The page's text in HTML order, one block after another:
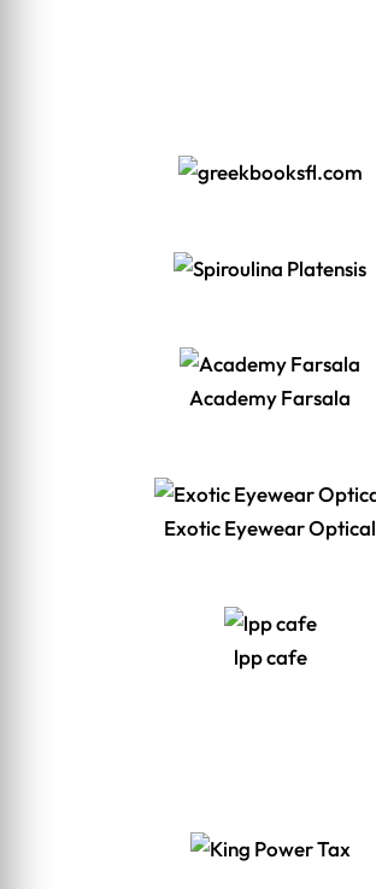
Academy Farsala
Exotic Eyewear Optical
lpp cafe